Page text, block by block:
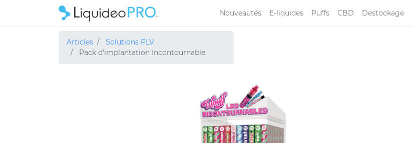
Nouveautés E-liquides Puffs CBD Destockage
Articles
Solutions PLV
Pack d'implantation Incontournable